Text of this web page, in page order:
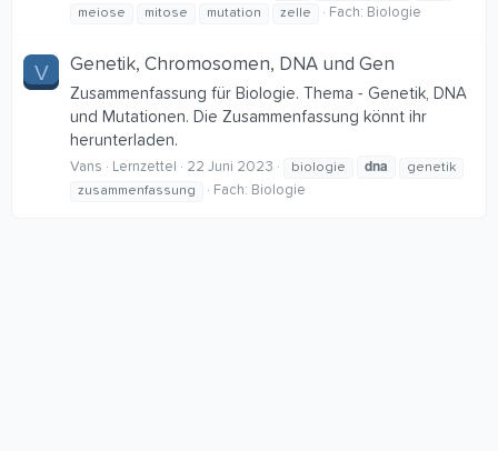
meiose mitose mutation zelle Fach: Biologie
V Genetik, Chromosomen, DNA und Gen
Zusammenfassung für Biologie. Thema - Genetik, DNA
und Mutationen. Die Zusammenfassung könnt ihr
herunterladen.
Vans Lernzettel 22 Juni 2023 biologie dna
genetik
zusammenfassung
Fach: Biologie